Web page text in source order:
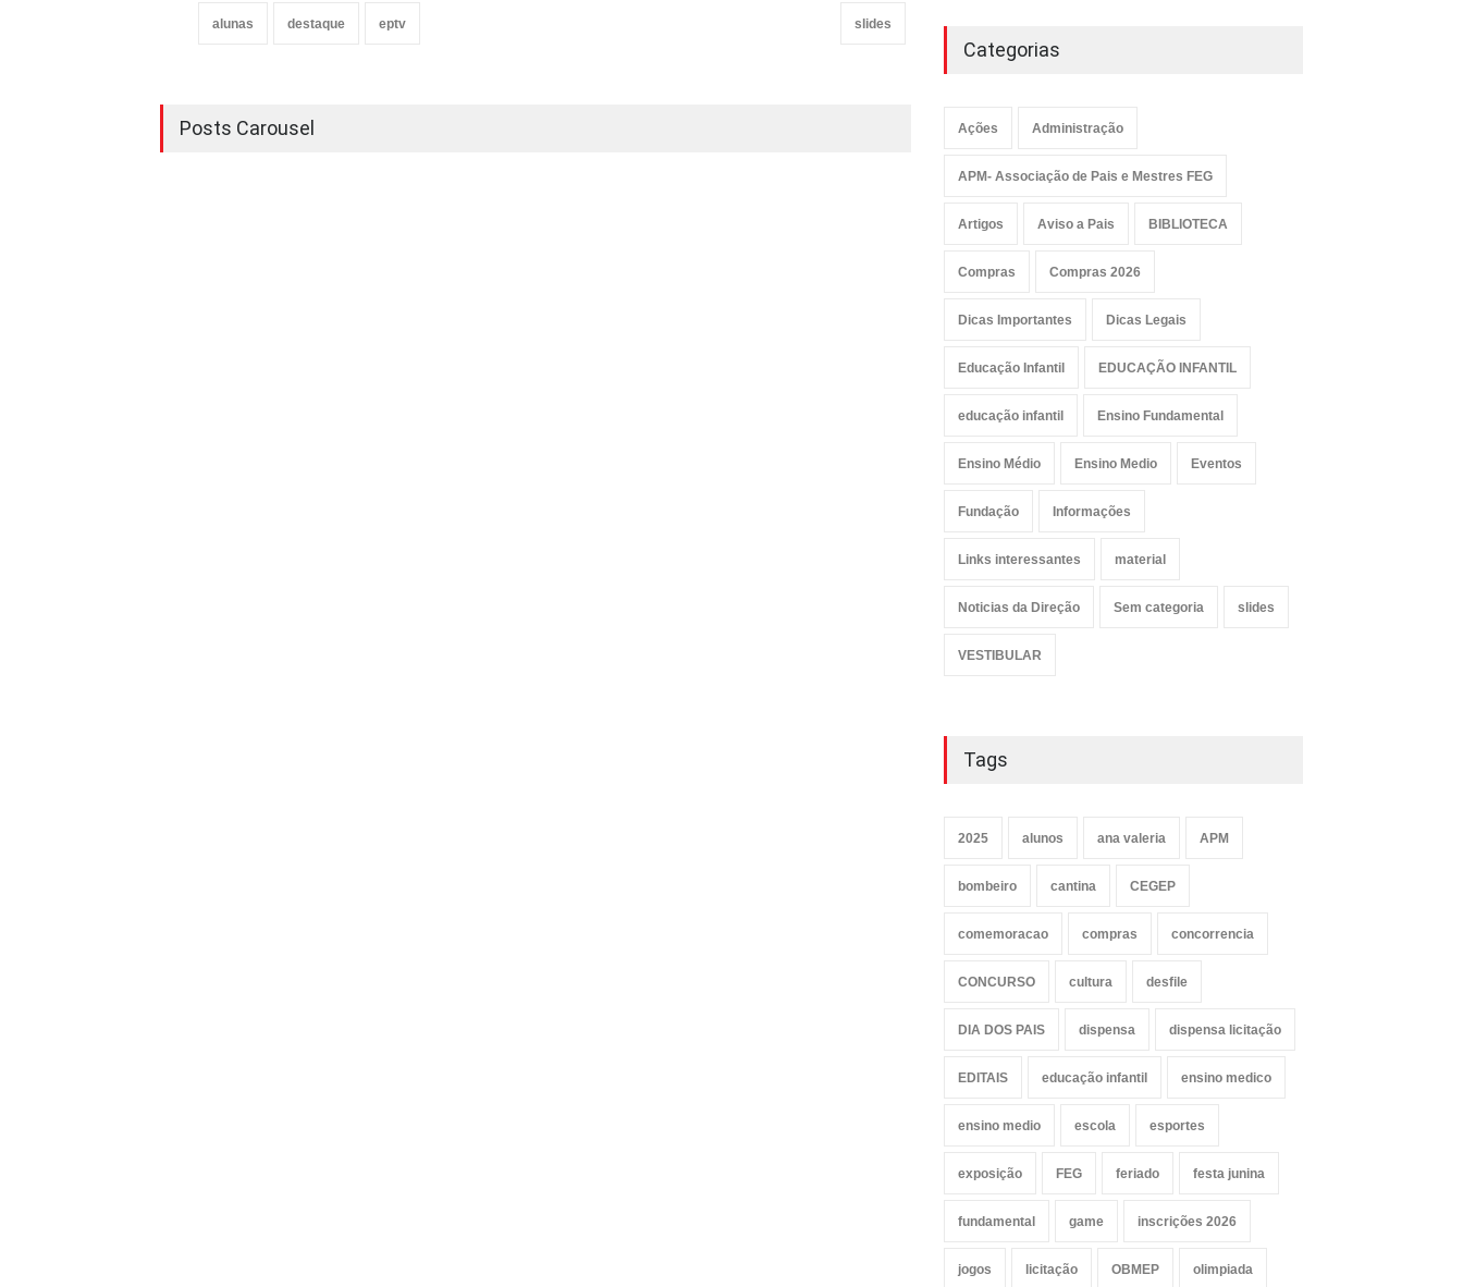
alunas destaque eptv slides
Posts Carousel
Categorias
Ações Administração
APM- Associação de Pais e Mestres FEG
Artigos Aviso a Pais BIBLIOTECA
Compras Compras 2026
Dicas Importantes Dicas Legais
Educação Infantil EDUCAÇÃO INFANTIL
educação infantil Ensino Fundamental
Ensino Médio Ensino Medio Eventos
Fundação Informações
Links interessantes material
Noticias da Direção Sem categoria slides
VESTIBULAR
Tags
2025 alunos ana valeria APM
bombeiro cantina CEGEP
comemoracao compras concorrencia
CONCURSO cultura desfile
DIA DOS PAIS dispensa dispensa licitação
EDITAIS educação infantil ensino medico
ensino medio escola esportes
exposição FEG feriado festa junina
fundamental game inscrições 2026
jogos licitação OBMEP olimpiada